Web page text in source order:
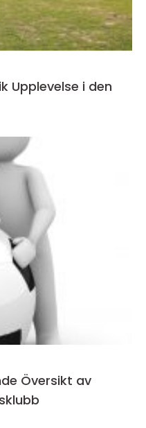
Upplevelse i den
Översikt av